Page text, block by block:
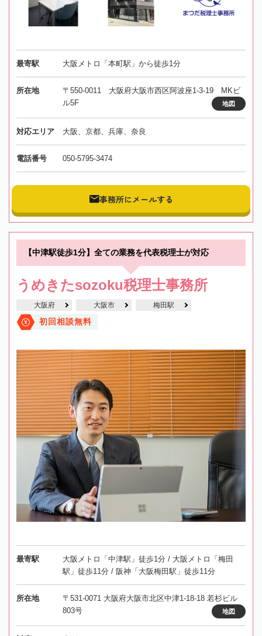
最寄駅 大阪メトロ「本町駅」から徒歩1分
所在地
〒550-0011 大阪府大阪市西区阿波座1-3-19 MKビ
ル5F
地図
対応エリア 大阪、京都、兵庫、奈良
電話番号 050-5795-3474
事務所にメールする
【中津駅徒歩1分】全ての業務を代表税理士が対応
うめきたsozoku税理士事務所
大阪府 大阪市 梅田駅
初回相談無料
最寄駅
大阪メトロ「中津駅」徒歩1分 / 大阪メトロ「梅田
駅」徒歩11分 / 阪神「大阪梅田駅」徒歩11分
所在地
〒531-0071 大阪府大阪市北区中津1-18-18 若杉ビル
803号
地図